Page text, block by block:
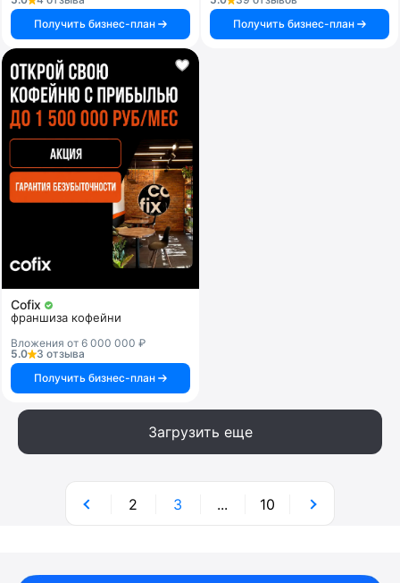
Получить бизнес-план
Получить бизнес-план
Cofix
франшиза кофейни
Вложения от 6 000 000 ₽
5.0
3 отзыва
Получить бизнес-план
Загрузить еще
2 3 ... 10